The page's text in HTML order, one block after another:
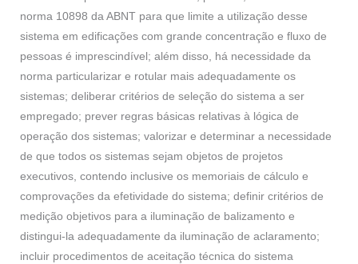
norma 10898 da ABNT para que limite a utilização desse
sistema em edificações com grande concentração e fluxo de
pessoas é imprescindível; além disso, há necessidade da
norma particularizar e rotular mais adequadamente os
sistemas; deliberar critérios de seleção do sistema a ser
empregado; prever regras básicas relativas à lógica de
operação dos sistemas; valorizar e determinar a necessidade
de que todos os sistemas sejam objetos de projetos
executivos, contendo inclusive os memoriais de cálculo e
comprovações da efetividade do sistema; definir critérios de
medição objetivos para a iluminação de balizamento e
distingui-la adequadamente da iluminação de aclaramento;
incluir procedimentos de aceitação técnica do sistema